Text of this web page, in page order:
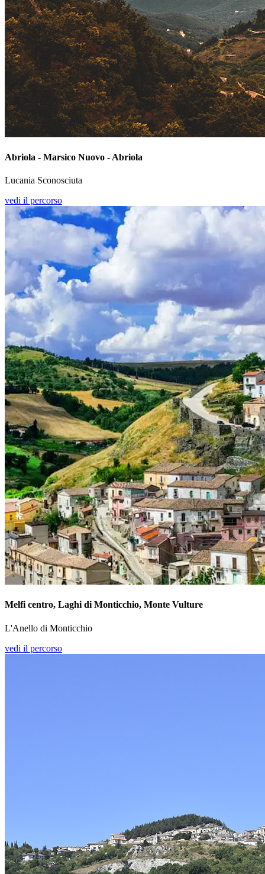
Abriola - Marsico Nuovo - Abriola
Lucania Sconosciuta
vedi il percorso
Melfi centro, Laghi di Monticchio, Monte Vulture
L'Anello di Monticchio
vedi il percorso